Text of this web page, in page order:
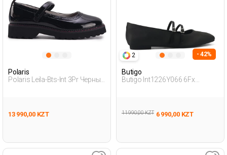
Polaris
Polaris Leila-Bts-Int 3Pr Черный
13 990,00 KZT
2 - 42%
Butigo
Butigo Int1226Y066 6Fx
11 990,00 KZT 6 990,00 KZT